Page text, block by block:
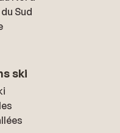
Sud
ski